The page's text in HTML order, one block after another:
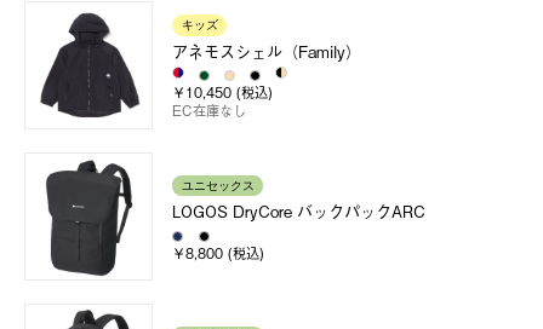
キッズ
アネモスシェル（Family）
￥10,450 (税込)
EC在庫なし
ユニセックス
LOGOS DryCore バックパックARC
￥8,800 (税込)